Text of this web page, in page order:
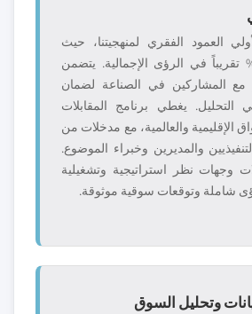
العمود الفقري لمنهجيتنا، حيث
بنسبة 80% تقريباً في الرؤى الإجمالية. يتضمن
مع المشاركين في الصناعة لضمان
التحليل. يغطي برنامج المقابلات
الإقليمية والعالمية، مع مدخلات من
والمديرين وخبراء الموضوع.
وجهات نظر استراتيجية وتشغيلية
شاملة وتوقعات سوقية موثوقة.